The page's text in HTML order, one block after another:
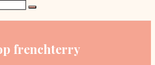
frenchterry